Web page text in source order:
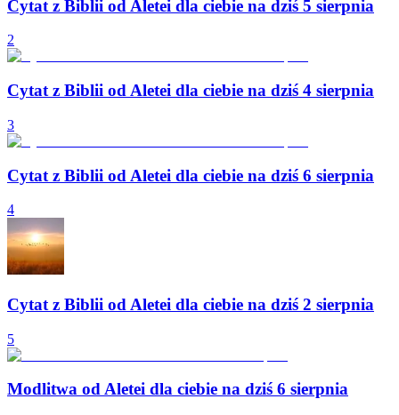
Cytat z Biblii od Aletei dla ciebie na dziś 5 sierpnia
2
Cytat z Biblii od Aletei dla ciebie na dziś 4 sierpnia
3
Cytat z Biblii od Aletei dla ciebie na dziś 6 sierpnia
4
Cytat z Biblii od Aletei dla ciebie na dziś 2 sierpnia
5
Modlitwa od Aletei dla ciebie na dziś 6 sierpnia